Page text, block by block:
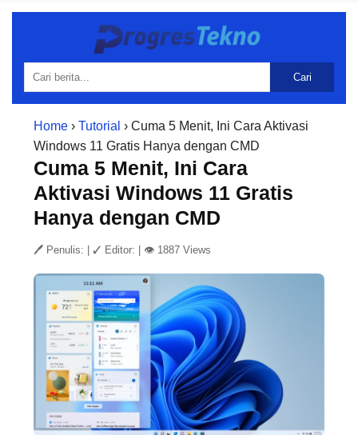
Cari
Home › Tutorial › Cuma 5 Menit, Ini Cara Aktivasi
Windows 11 Gratis Hanya dengan CMD
Cuma 5 Menit, Ini Cara
Aktivasi Windows 11 Gratis
Hanya dengan CMD
🖊 Penulis: ✓ Editor: 👁 1887 Views